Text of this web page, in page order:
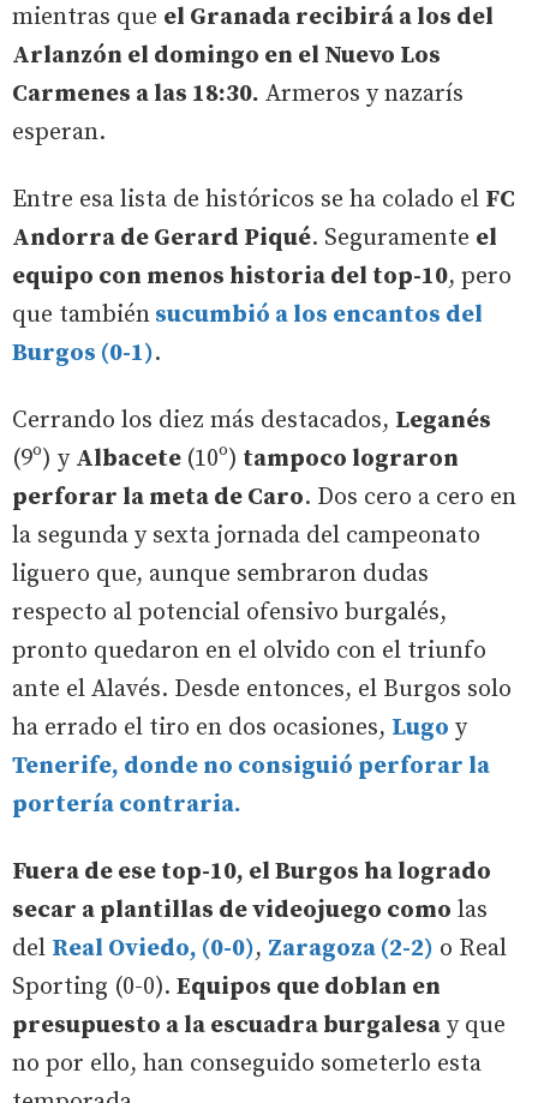
mientras que el Granada recibirá a los del
Arlanzón el domingo en el Nuevo Los
Carmenes a las 18:30. Armeros y nazarís
esperan.
Entre esa lista de históricos se ha colado el FC
Andorra de Gerard Piqué. Seguramente el
equipo con menos historia del top-10, pero
que también sucumbió a los encantos del
Burgos (0-1).
Cerrando los diez más destacados, Leganés
(9º) y Albacete (10º) tampoco lograron
perforar la meta de Caro. Dos cero a cero en
la segunda y sexta jornada del campeonato
liguero que, aunque sembraron dudas
respecto al potencial ofensivo burgalés,
pronto quedaron en el olvido con el triunfo
ante el Alavés. Desde entonces, el Burgos solo
ha errado el tiro en dos ocasiones, Lugo y
Tenerife, donde no consiguió perforar la
portería contraria.
Fuera de ese top-10, el Burgos ha logrado
secar a plantillas de videojuego como las
del Real Oviedo, (0-0), Zaragoza (2-2) o Real
Sporting (0-0). Equipos que doblan en
presupuesto a la escuadra burgalesa y que
no por ello, han conseguido someterlo esta